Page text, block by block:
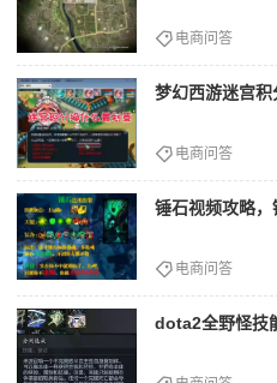
电商问答
梦幻西游迷宫
电商问答
锤石视频攻略
电商问答
dota2全野怪技